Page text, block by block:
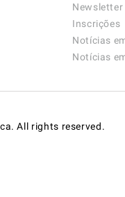
Newsletter
Inscrições
Notícias
Notícias
All rights reserved.